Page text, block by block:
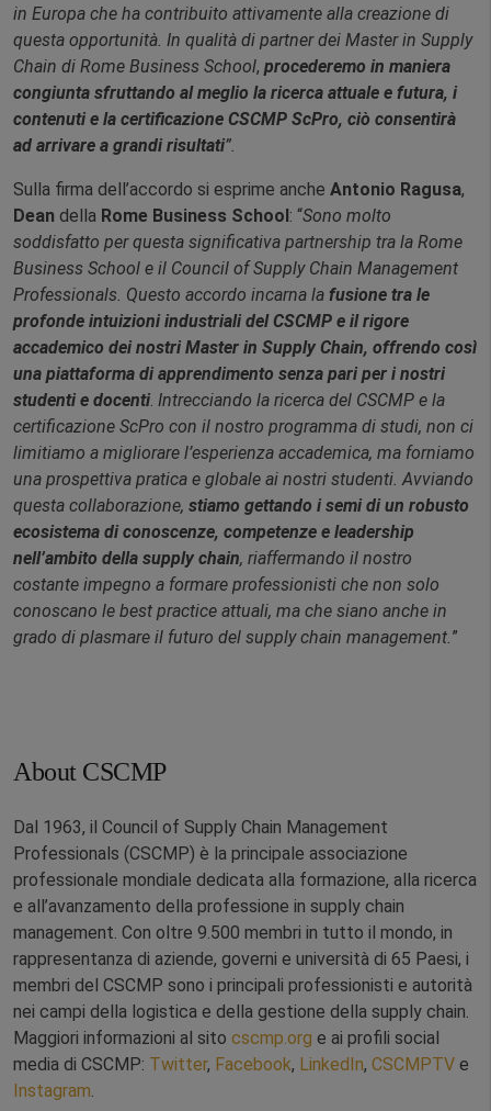
in Europa che ha contribuito attivamente alla creazione di
questa opportunità. In qualità di partner dei Master in Supply
Chain di Rome Business School, procederemo in maniera
congiunta sfruttando al meglio la ricerca attuale e futura, i
contenuti e la certificazione CSCMP ScPro, ciò consentirà
ad arrivare a grandi risultati”.
Sulla firma dell’accordo si esprime anche Antonio Ragusa,
Dean della Rome Business School : “Sono molto
soddisfatto per questa significativa partnership tra la Rome
Business School e il Council of Supply Chain Management
Professionals. Questo accordo incarna la fusione tra le
profonde intuizioni industriali del CSCMP e il rigore
accademico dei nostri Master in Supply Chain, offrendo così
una piattaforma di apprendimento senza pari per i nostri
studenti e docenti. Intrecciando la ricerca del CSCMP e la
certificazione ScPro con il nostro programma di studi, non ci
limitiamo a migliorare l’esperienza accademica, ma forniamo
una prospettiva pratica e globale ai nostri studenti. Avviando
questa collaborazione, stiamo gettando i semi di un robusto
ecosistema di conoscenze, competenze e leadership
nell’ambito della supply chain, riaffermando il nostro
costante impegno a formare professionisti che non solo
conoscano le best practice attuali, ma che siano anche in
grado di plasmare il futuro del supply chain management.”
About CSCMP
Dal 1963, il Council of Supply Chain Management
Professionals (CSCMP) è la principale associazione
professionale mondiale dedicata alla formazione, alla ricerca
e all’avanzamento della professione in supply chain
management. Con oltre 9.500 membri in tutto il mondo, in
rappresentanza di aziende, governi e università di 65 Paesi, i
membri del CSCMP sono i principali professionisti e autorità
nei campi della logistica e della gestione della supply chain.
Maggiori informazioni al sito cscmp.org e ai profili social
media di CSCMP: Twitter, Facebook, LinkedIn, CSCMPTV e
Instagram.